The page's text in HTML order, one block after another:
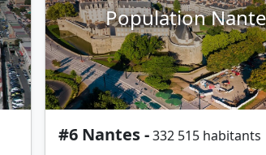
Population
#6 Nantes -332 515 habitants